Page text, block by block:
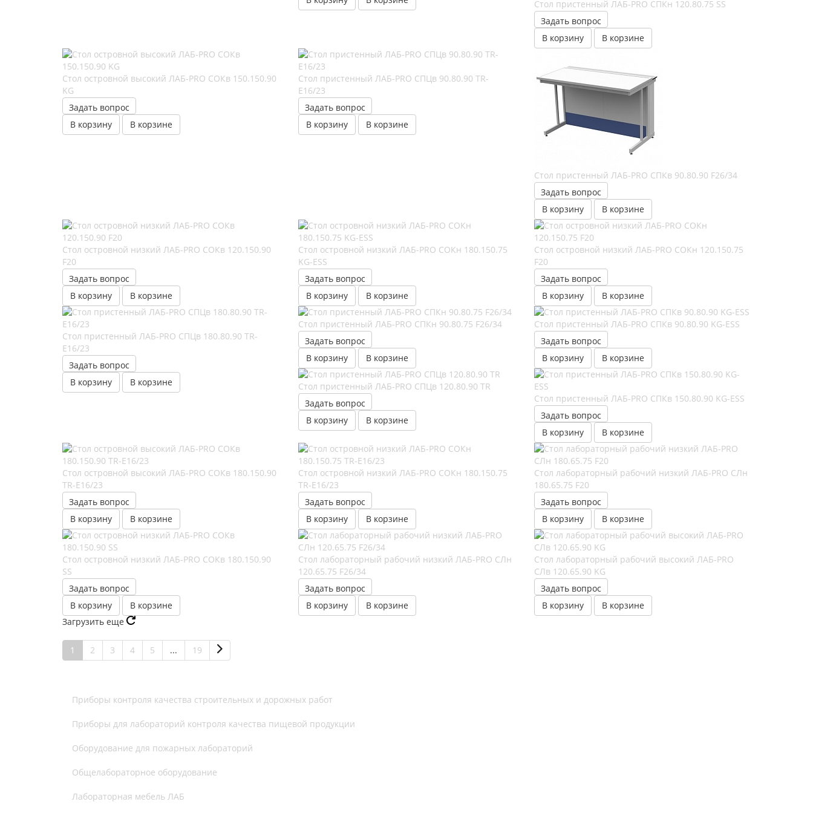
Стол пристенный ЛАБ-PRO CПКн 120.80.75 SS
Задать вопрос
В корзину
В корзине
Стол островной высокий ЛАБ-PRO СОКв 150.150.90
KG
Задать вопрос
В корзину
В корзине
Стол пристенный ЛАБ-PRO CПЦв 90.80.90 TR-
E16/23
Задать вопрос
В корзину
В корзине
Стол пристенный ЛАБ-PRO CПКв 90.80.90 F26/34
Задать вопрос
В корзину
В корзине
Стол островной низкий ЛАБ-PRO CОКв 120.150.90
F20
Задать вопрос
В корзину
В корзине
Стол островной низкий ЛАБ-PRO CОКн 180.150.75
KG-ESS
Задать вопрос
В корзину
В корзине
Стол островной низкий ЛАБ-PRO CОКн 120.150.75
F20
Задать вопрос
В корзину
В корзине
Стол пристенный ЛАБ-PRO CПЦв 180.80.90 TR-
E16/23
Задать вопрос
В корзину
В корзине
Стол пристенный ЛАБ-PRO CПКн 90.80.75 F26/34
Задать вопрос
В корзину
В корзине
Стол пристенный ЛАБ-PRO СПКв 90.80.90 KG-ESS
Задать вопрос
В корзину
В корзине
Стол пристенный ЛАБ-PRO CПЦв 120.80.90 TR
Задать вопрос
В корзину
В корзине
Стол пристенный ЛАБ-PRO СПКв 150.80.90 KG-ESS
Задать вопрос
В корзину
В корзине
Стол островной высокий ЛАБ-PRO СОКв 180.150.90
TR-E16/23
Задать вопрос
В корзину
В корзине
Стол островной низкий ЛАБ-PRO СОКн 180.150.75
TR-E16/23
Задать вопрос
В корзину
В корзине
Стол лабораторный рабочий низкий ЛАБ-PRO CЛн
180.65.75 F20
Задать вопрос
В корзину
В корзине
Стол островной низкий ЛАБ-PRO CОКв 180.150.90
SS
Задать вопрос
В корзину
В корзине
Стол лабораторный рабочий низкий ЛАБ-PRO CЛн
120.65.75 F26/34
Задать вопрос
В корзину
В корзине
Стол лабораторный рабочий высокий ЛАБ-PRO
СЛв 120.65.90 KG
Задать вопрос
В корзину
В корзине
Загрузить еще
1 2 3 4 5 ... 19
Приборы контроля качества строительных и дорожных работ
Приборы для лабораторий контроля качества пищевой продукции
Оборудование для пожарных лабораторий
Общелабораторное оборудование
Лабораторная мебель ЛАБ